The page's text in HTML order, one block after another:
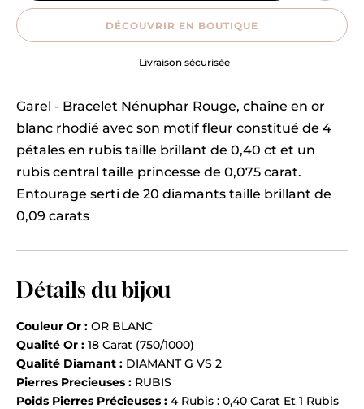
DÉCOUVRIR EN BOUTIQUE
Engagement
Garel - Bracelet Nénuphar Rouge, chaîne en or
blanc rhodié avec son motif fleur constitué de 4
pétales en rubis taille brillant de 0,40 ct et un
rubis central taille princesse de 0,075 carat.
Entourage serti de 20 diamants taille brillant de
0,09 carats
Détails du bijou
Couleur Or : OR BLANC
Qualité Or : 18 Carat (750/1000)
Qualité Diamant : DIAMANT G VS 2
Pierres Precieuses : RUBIS
Poids Pierres Précieuses : 4 Rubis : 0,40 Carat Et 1 Rubis